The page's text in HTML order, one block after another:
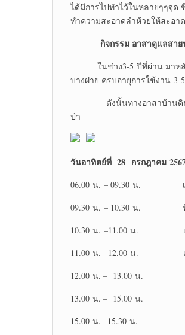
ได้มีการไปทำไว้ในหลายๆๆจุ
ทำความสะอาดลำห้วยให้สะอา
กิจกรรม อาสาดูแลสาย
ในช่วง3-5 ปีที่ผ่าน มาหลังจ
บางฝาย ครบอายุการใช้งาน
ดังนั้นทางอาสาบ้านดินไทย
ป่า
วันอาทิตย์ที่ 28 กรกฎาคม
06.00 น. – 09.30 น. เดิ
09.30 น. – 10.30 น. ฟังบร
10.30 น. –11.00 น. เดิน
11.00 น. –12.00 น. เรีย
12.00 น. – 13.00 น. รับป
13.00 น. – 15.00 น. เรีย
15.00 น.– 15.30 น. เดิ